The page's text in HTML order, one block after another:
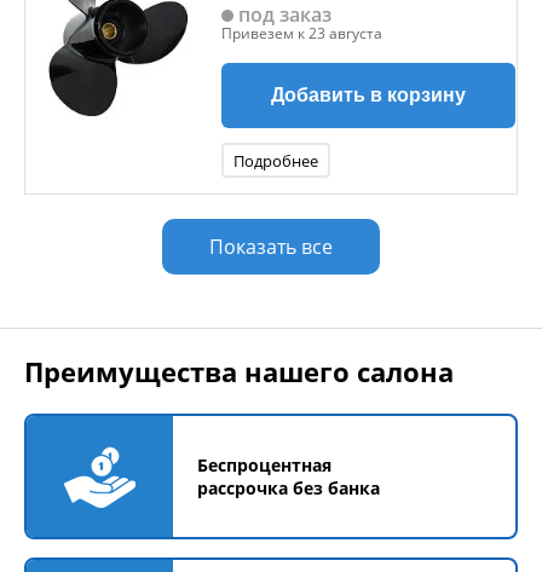
под заказ
Привезем к 23 августа
Добавить в корзину
Подробнее
Показать все
Преимущества нашего салона
Беспроцентная
рассрочка без банка